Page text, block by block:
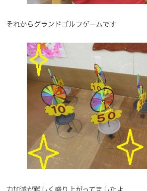
それからグランドゴルフゲームです